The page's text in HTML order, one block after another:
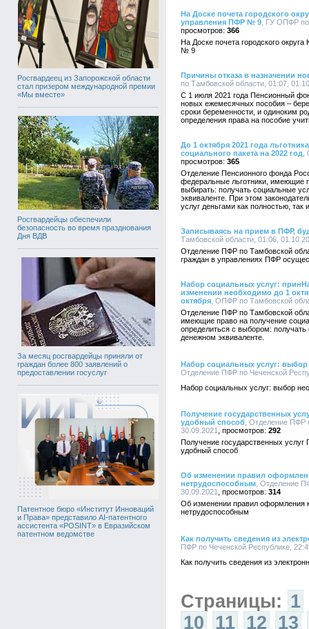
Росгвардеец из Запорожской области
стал призером международной премии
«Мы вместе»
Росгвардейцы обеспечили
безопасность во время празднования
Дня ВДВ
За месяц росгвардейцы приняли от
граждан более 800 заявлений о
предоставлении госуслуг
Патентное бюро «Институт Инноваций
и Права» представило AI-патентного
ассистента «POSINT» в Евразийском
патентном ведомстве
На Доске почета городского
управления ПФР № 9 , ГУ ОПФР
366
На Доске почета городского
№ 9
Причины отказа в назначении
по Тамбовской области, 01:07,
С 1 июля 2021 года Пенсионный
новых ежемесячных пособия –
сроки беременности, и одиноким
определения права на пособие
До 1 октября 2021 года
социального пакета на 2022 год
365
Отделение Пенсионного фонда
федеральные льготники, имеющие
выбирать: получать социальные
эквиваленте. При этом
услуг деньгами как полностью, так
Записываясь на прием в ПФР,
Тамбовской области, 01:06,
Отделение ПФР по Тамбовской
граждан в управлениях ПФР
Набор социальных услуг:
изменении необходимо до 1
октября , ОПФР по Тамбовской
Отделение ПФР по Тамбовской
имеющие право на получение
определиться с выбором:
денежном эквиваленте.
Набор социальных услуг: выбор
Отделение ПФР по Чеченской
Набор социальных услуг: выбор
Получение государственных
удобный способ , Отделение ПФР
30.09.2021
292
Получение государственных
удобный способ
Об изменении правил
нетрудоспособным , Отделение
30.09.2021
314
Об изменении правил оформления
нетрудоспособным
Как получить сведения из
ПФР по Чеченской Республике,
Как получить сведения из
Страницы: 1
10 11 12 13